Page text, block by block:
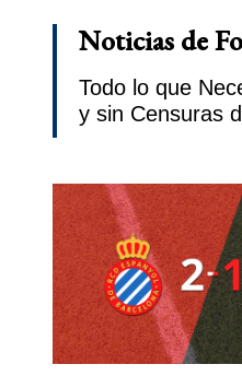
Noticias de
Todo lo que
y sin Censuras